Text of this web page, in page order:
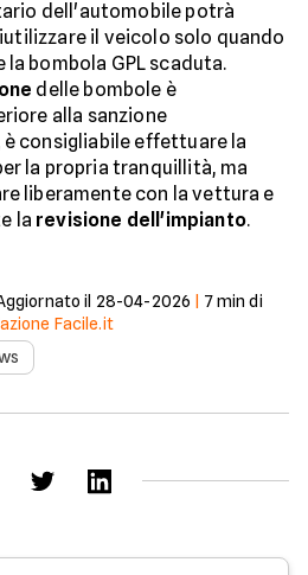
dell'automobile potrà
il veicolo solo quando
bombola GPL scaduta.
delle bombole è
alla sanzione
consigliabile effettuare la
la propria tranquillità, ma
liberamente con la vettura e
la revisione dell'impianto.
il 28-04-2026 7min di
Facile.it